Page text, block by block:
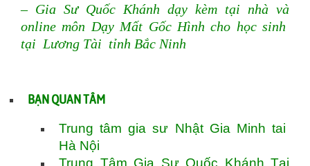
– Gia Sư Quốc Khánh dạy kèm tại nhà và
online môn Dạy Mất Gốc Hình cho học sinh
tại Lương Tài tỉnh Bắc Ninh
BẠN QUAN TÂM
Trung tâm gia sư Nhật Gia Minh tai
Hà Nội
Trung Tâm Gia Sư Quốc Khánh Tại